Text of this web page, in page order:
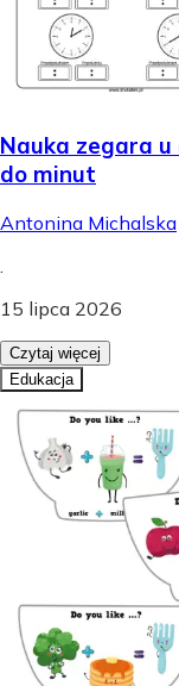
Nauka zegara u
do minut
Antonina Michalska
.
15 lipca 2026
Czytaj więcej
Edukacja